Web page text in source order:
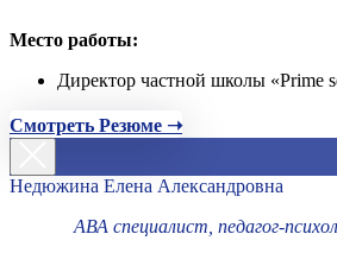
Место работы:
Директор частной школы «Prime
Смотреть Резюме ➝
Недюжина Елена Александровна
АВА специалист, педагог-